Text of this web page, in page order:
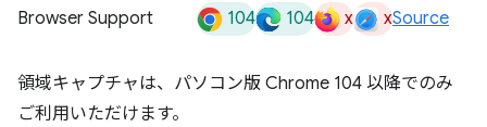
Browser Support 104 104 x xSource
領域キャプチャは、パソコン版 Chrome 104 以降でのみ
ご利用いただけます。